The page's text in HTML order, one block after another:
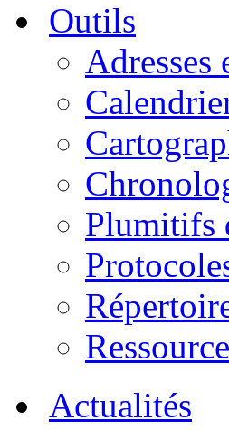
Outils
Adresses
Plumitifs
Actualités